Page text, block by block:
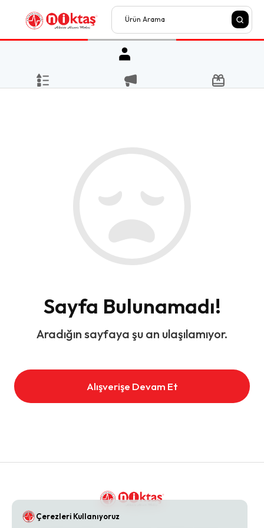
Sayfa Bulunamadı!
Aradığın sayfaya şu an ulaşılamıyor.
Alışverişe Devam Et
Çerezleri Kullanıyoruz